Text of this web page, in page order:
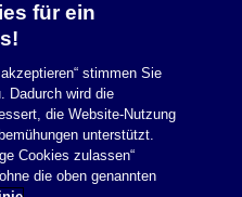
für ein
stimmen Sie
Dadurch wird die
die Website-Nutzung
unterstützt.
Cookies zulassen“
die oben genannten